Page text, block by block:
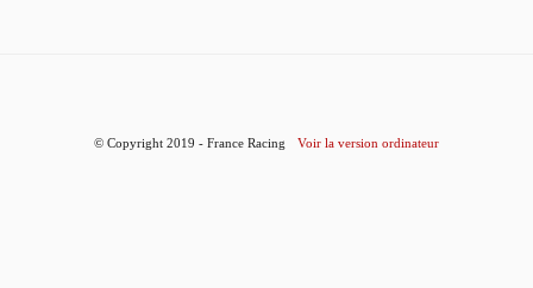
© Copyright 2019 - France Racing Voir la version ordinateur